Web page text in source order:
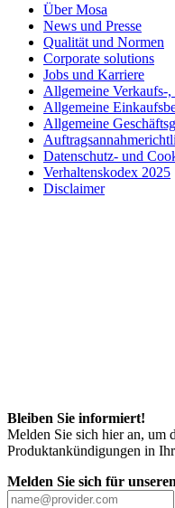
Über Mosa
News und Presse
Qualität und Normen
Corporate solutions
Jobs und Karriere
Allgemeine Verkaufs-
Allgemeine
Allgemeine
Datenschutz- und
Verhaltenskodex 2025
Disclaimer
Bleiben Sie informiert!
Melden Sie sich hier an, um
Produktankündigungen in
Melden Sie sich für